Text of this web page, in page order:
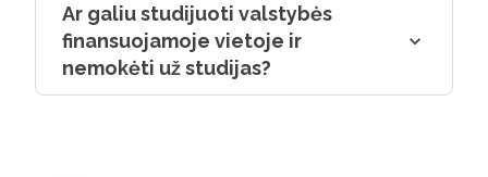
programą tik patvirtino mano įspūdį –
Šiuolaikinės Azijos studijų programa
buvo puikus pasirinkimas.“
Ar galiu studijuoti valstybės
finansuojamoje vietoje ir
nemokėti už studijas?